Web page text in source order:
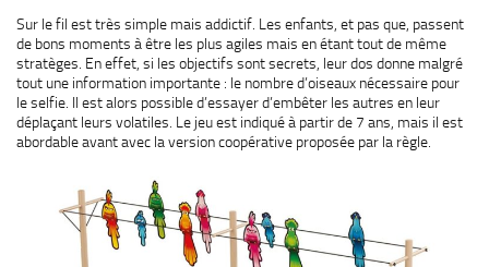
Sur le fil est très simple mais addictif. Les enfants, et pas que, passent
de bons moments à être les plus agiles mais en étant tout de même
stratèges. En effet, si les objectifs sont secrets, leur dos donne malgré
tout une information importante : le nombre d’oiseaux nécessaire pour
le selfie. Il est alors possible d’essayer d’embêter les autres en leur
déplaçant leurs volatiles. Le jeu est indiqué à partir de 7 ans, mais il est
abordable avant avec la version coopérative proposée par la règle.